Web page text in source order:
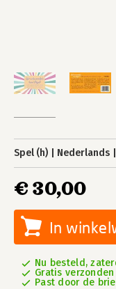
Spel (h) Nederlands
€ 30,00
In
Nu besteld,
Gratis verzonden
Past door de